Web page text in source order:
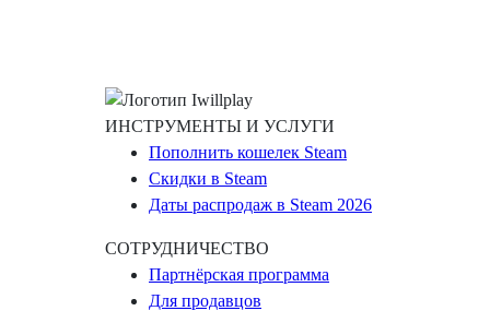
ИНСТРУМЕНТЫ И УСЛУГИ
Пополнить кошелек Steam
Скидки в Steam
Даты распродаж в Steam 2026
СОТРУДНИЧЕСТВО
Партнёрская программа
Для продавцов